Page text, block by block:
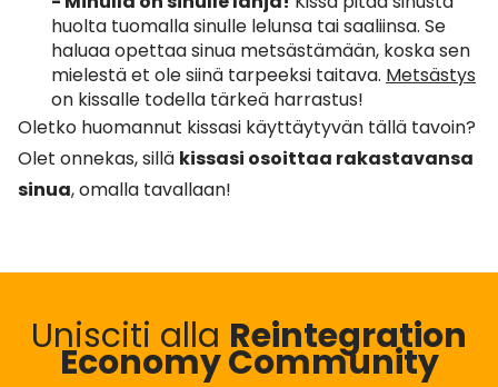
huolta tuomalla sinulle lelunsa tai saaliinsa. Se
haluaa opettaa sinua metsästämään, koska sen
mielestä et ole siinä tarpeeksi taitava. Metsästys
on kissalle todella tärkeä harrastus!
Oletko huomannut kissasi käyttäytyvän tällä tavoin?
Olet onnekas, sillä kissasi osoittaa rakastavansa
sinua, omalla tavallaan!
Unisciti alla Reintegration
Economy Community